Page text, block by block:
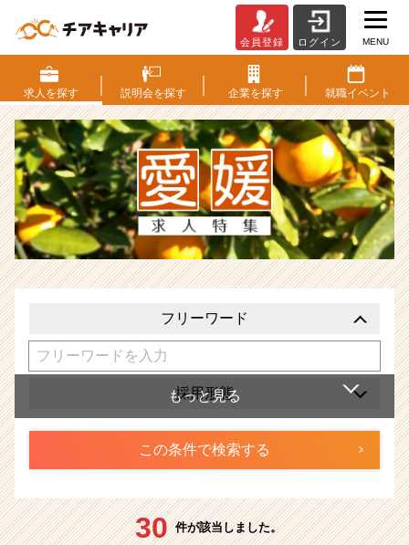
媛
県
の
求
人
特
集
|
ベ
チ
成
企
業
ス
カ
ウ
届
会員登録 ログイン MENU
求人を探す 説明会を探す 企業を探す 就職イベント
フリーワード
採用形態
30 件が該当しました。